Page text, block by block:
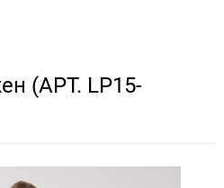
(АРТ. LP15-